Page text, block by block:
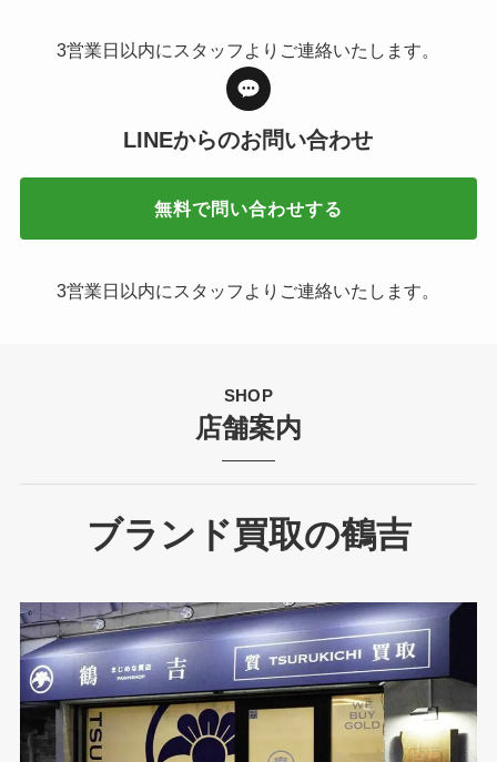
3営業日以内にスタッフよりご連絡いたします。
LINEからのお問い合わせ
無料で問い合わせする
3営業日以内にスタッフよりご連絡いたします。
SHOP
店舗案内
ブランド買取の鶴吉